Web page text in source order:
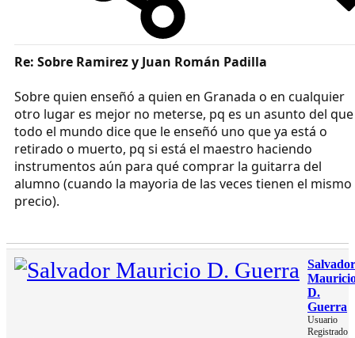
Re: Sobre Ramirez y Juan Román Padilla
Sobre quien enseñó a quien en Granada o en cualquier
otro lugar es mejor no meterse, pq es un asunto del que
todo el mundo dice que le enseñó uno que ya está o
retirado o muerto, pq si está el maestro haciendo
instrumentos aún para qué comprar la guitarra del
alumno (cuando la mayoria de las veces tienen el mismo
precio).
Salvador
D.
Guerra
Usuario
Registrado